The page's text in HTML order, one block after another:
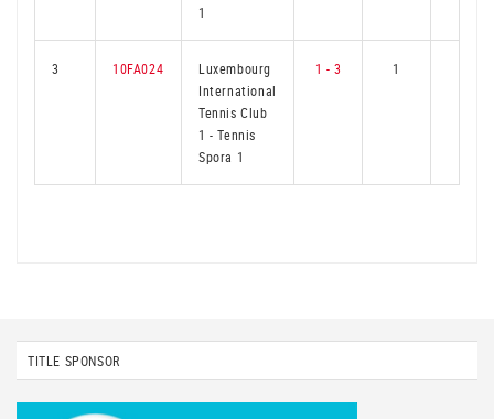
1
3 10FA024
Luxembourg
International
Tennis Club
1-Tennis
Spora 1
1 - 3 1
TITLE SPONSOR